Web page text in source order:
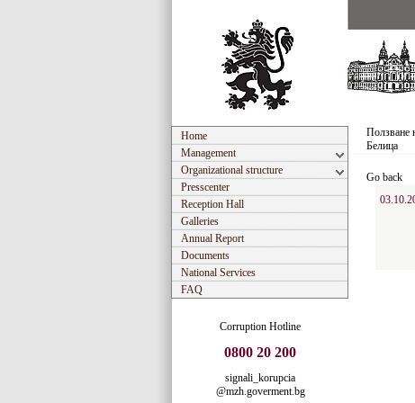
Home
Management
Organizational structure
Presscenter
Reception Hall
Galleries
Annual Report
Documents
National Services
FAQ
Corruption Hotline
0800 20 200
signali_korupcia
@mzh.goverment.bg
Ползване
Белица
Go back